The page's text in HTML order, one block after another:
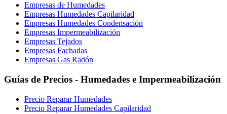
Empresas de Humedades
Empresas Humedades Capilaridad
Empresas Humedades Condensación
Empresas Impermeabilización
Empresas Tejados
Empresas Fachadas
Empresas Gas Radón
Guías de Precios - Humedades e Impermeabilización
Precio Reparar Humedades
Precio Reparar Humedades Capilaridad